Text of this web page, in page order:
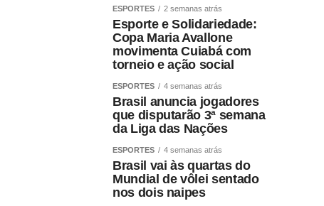
ESPORTES 2 semanas atrás
Esporte e Solidariedade:
Copa Maria Avallone
movimenta Cuiabá com
torneio e ação social
ESPORTES 4 semanas atrás
Brasil anuncia jogadores
que disputarão 3ª semana
da Liga das Nações
ESPORTES 4 semanas atrás
Brasil vai às quartas do
Mundial de vôlei sentado
nos dois naipes